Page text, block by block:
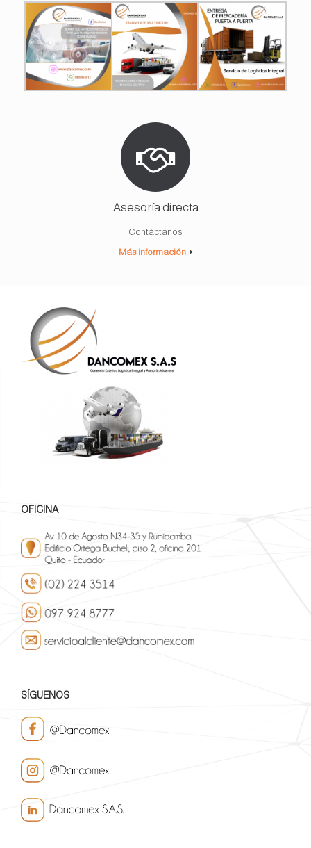
Asesoría directa
Contáctanos
Más información
OFICINA
SÍGUENOS